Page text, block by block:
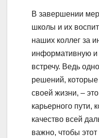
В завершении
школы и их
наших коллег за
информативную и
встречу. Ведь
решений, которые
своей жизни, –
карьерного пути,
качество всей
важно, чтобы